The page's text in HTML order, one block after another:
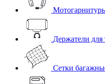
Держатели для
Сетки